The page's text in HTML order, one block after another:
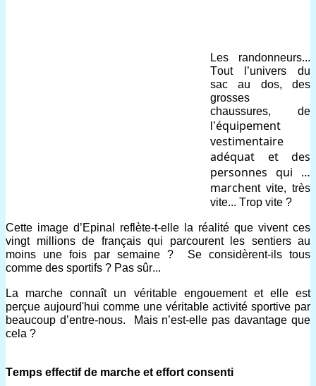
Les randonneurs...
Tout l’univers du
sac au dos, des
chaussures, de
l’équipement
vestimentaire
adéquat et des
personnes qui …
marchent vite, très
vite... Trop vite ?
Cette image d’Epinal reflète-t-e lle la réalité que vivent ces
vingt millions de français qui parcourent les sentiers au
moins une fois par semaine ? Se considèrent-ils
comme des sportifs ? Pas sûr...
La marche connaît un véritable engouement
et elle est
perçue aujourd'hui comme une véritable activité sportive par
beaucoup d’entre-nous. Mais n’est-elle pas davantage que
cela ?
Temps effectif de marche et effort consenti